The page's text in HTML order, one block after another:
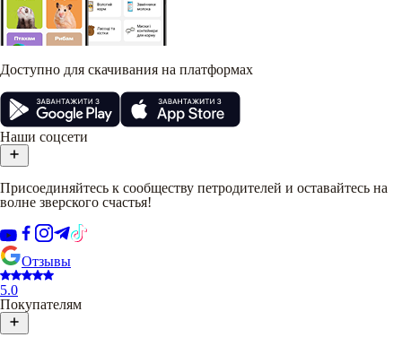
Доступно для скачивания на платформах
Наши соцсети
Присоединяйтесь к сообществу петродителей и оставайтесь на
волне зверского счастья!
Отзывы
5.0
Покупателям